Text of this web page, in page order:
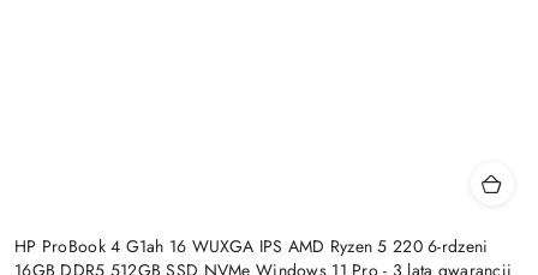
HP ProBook 4 G1ah 16 WUXGA IPS AMD Ryzen 5 220 6-rdzeni